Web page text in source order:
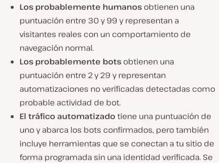
Los probablemente humanos obtienen una
puntuación entre 30 y 99 y representan a
visitantes reales con un comportamiento de
navegación normal.
Los probablemente bots obtienen una
puntuación entre 2 y 29 y representan
automatizaciones no verificadas detectadas como
probable actividad de bot.
El tráfico automatizado tiene una puntuación de
uno y abarca los bots confirmados, pero también
incluye herramientas que se conectan a tu sitio de
forma programada sin una identidad verificada. Se